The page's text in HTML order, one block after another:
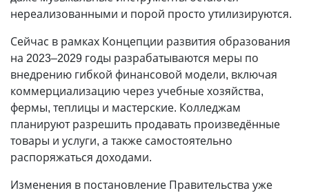
нереализованными и порой просто утилизируются.
Сейчас в рамках Концепции развития образования
на 2023–2029 годы разрабатываются меры по
внедрению гибкой финансовой модели, включая
коммерциализацию через учебные хозяйства,
фермы, теплицы и мастерские. Колледжам
планируют разрешить продавать произведённые
товары и услуги, а также самостоятельно
распоряжаться доходами.
Изменения в постановление Правительства уже